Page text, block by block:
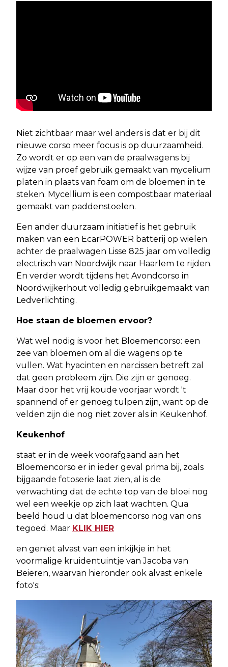
Niet zichtbaar maar wel anders is dat er bij dit
nieuwe corso meer focus is op duurzaamheid.
Zo wordt er op een van de praalwagens bij
wijze van proef gebruik gemaakt van mycelium
platen in plaats van foam om de bloemen in te
steken. Mycellium is een compostbaar materiaal
gemaakt van paddenstoelen.
Een ander duurzaam initiatief is het gebruik
maken van een EcarPOWER batterij op wielen
achter de praalwagen Lisse 825 jaar om volledig
electrisch van Noordwijk naar Haarlem te rijden.
En verder wordt tijdens het Avondcorso in
Noordwijkerhout volledig gebruikgemaakt van
Ledverlichting.
Hoe staan de bloemen ervoor?
Wat wel nodig is voor het Bloemencorso: een
zee van bloemen om al die wagens op te
vullen. Wat hyacinten en narcissen betreft zal
dat geen probleem zijn. Die zijn er genoeg.
Maar door het vrij koude voorjaar wordt 't
spannend of er genoeg tulpen zijn, want op de
velden zijn die nog niet zover als in Keukenhof.
Keukenhof
staat er in de week voorafgaand aan het
Bloemencorso er in ieder geval prima bij, zoals
bijgaande fotoserie laat zien, al is de
verwachting dat de echte top van de bloei nog
wel een weekje op zich laat wachten. Qua
beeld houd u dat bloemencorso nog van ons
tegoed. Maar KLIK HIER
en geniet alvast van een inkijkje in het
voormalige kruidentuintje van Jacoba van
Beieren, waarvan hieronder ook alvast enkele
foto's: